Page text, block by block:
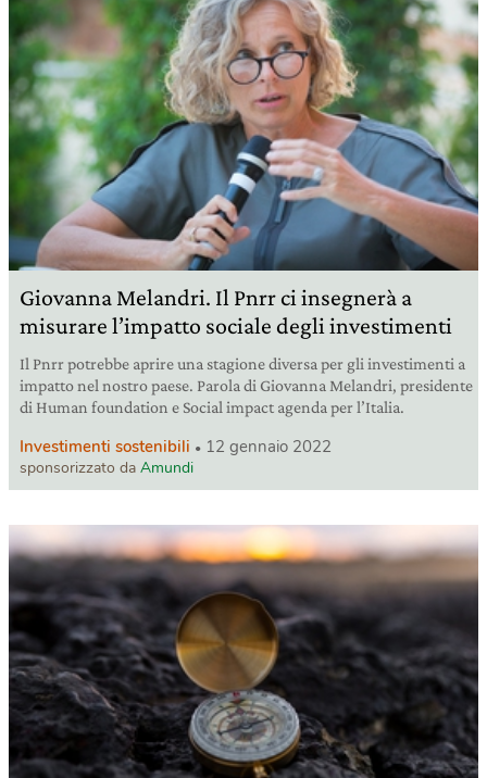
Giovanna Melandri. Il Pnrr ci insegnerà a
misurare l’impatto sociale degli investimenti
Il Pnrr potrebbe aprire una stagione diversa per gli investimenti a
impatto nel nostro paese. Parola di Giovanna Melandri, presidente
di Human foundation e Social impact agenda per l’Italia.
Investimenti sostenibili 12 gennaio 2022
sponsorizzato da Amundi